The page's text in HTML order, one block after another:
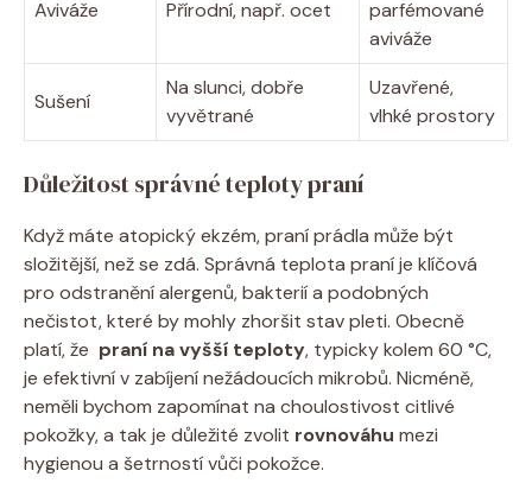
Aviváže Přírodní,⁢ např. ocet
parfémované‌
aviváže
Sušení
Na ⁣slunci, dobře
vyvětrané
Uzavřené,
vlhké ‌prostory
Důležitost správné teploty ​praní
Když máte atopický ekzém, praní prádla⁤ může‌ být⁣
složitější,⁣ než⁢ se zdá. Správná teplota praní⁣ je⁢ klíčová‍
pro ‍odstranění ‌alergenů, bakterií a podobných‍
nečistot, které by mohly zhoršit ​stav pleti. Obecně
platí, že ‍ praní na vyšší teploty, typicky‍ kolem 60 °C,
je efektivní v zabíjení ⁢nežádoucích​ mikrobů. Nicméně,
neměli⁣ bychom zapomínat na choulostivost ‍citlivé‌
pokožky, a ⁣tak je důležité zvolit rovnováhu mezi
hygienou a šetrností ⁣vůči pokožce.